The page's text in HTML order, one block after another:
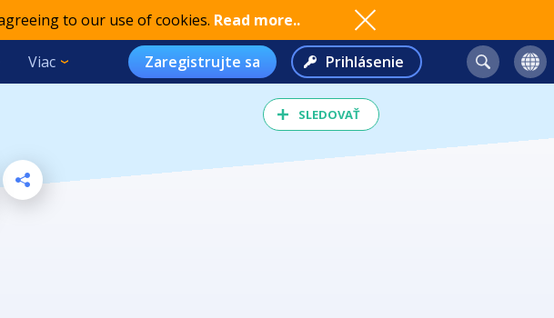
to our use of cookies. Read more..
Viac Zaregistrujte sa Prihlásenie
SLEDOVAŤ